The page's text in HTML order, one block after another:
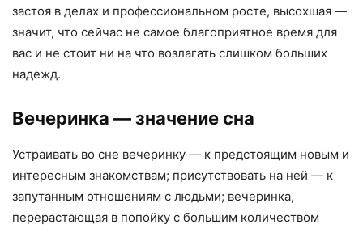
застоя в делах и профессиональном росте, высохшая —
значит, что сейчас не самое благоприятное время для
вас и не стоит ни на что возлагать слишком больших
надежд.
Вечеринка — значение сна
Устраивать во сне вечеринку — к предстоящим новым и
интересным знакомствам; присутствовать на ней — к
запутанным отношениям с людьми; вечеринка,
перерастающая в попойку с большим количеством